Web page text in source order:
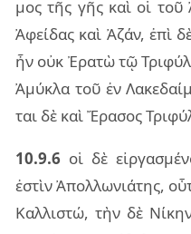
μος τῆς γῆς καὶ οἱ
Ἀφεί­δας καὶ Ἀζάν, ἐπὶ
ἦν οὐκ Ἐρατὼ τῷ
Ἀμύ­κλα τοῦ ἐν
ται δὲ καὶ Ἔρα­σος
10.9.6 οἱ δὲ
ἐστὶν Ἀπολ­λω­νιά­της,
Καλ­λι­στώ, τὴν δὲ